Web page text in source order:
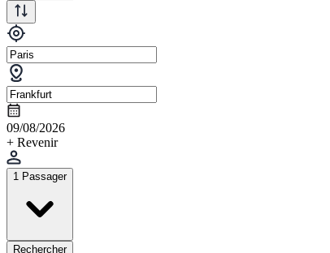
09/08/2026
+ Revenir
1 Passager
Rechercher